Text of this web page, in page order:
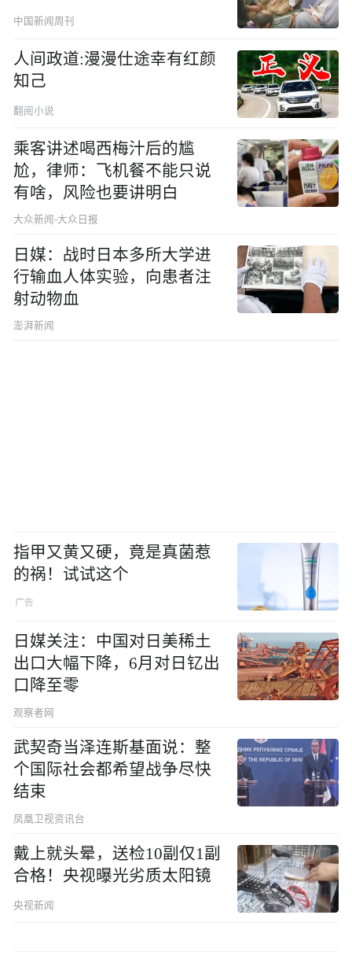
中国新闻周刊
人间政道:漫漫仕途幸有红颜
知己
翻阅小说
乘客讲述喝西梅汁后的尴
尬，律师：飞机餐不能只说
有啥，风险也要讲明白
大众新闻-大众日报
日媒：战时日本多所大学进
行输血人体实验，向患者注
射动物血
澎湃新闻
指甲又黄又硬，竟是真菌惹
的祸！试试这个
日媒关注：中国对日美稀土
出口大幅下降，6月对日钇出
口降至零
观察者网
武契奇当泽连斯基面说：整
个国际社会都希望战争尽快
结束
凤凰卫视资讯台
戴上就头晕，送检10副仅1副
合格！央视曝光劣质太阳镜
央视新闻